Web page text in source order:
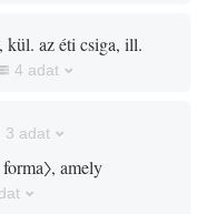
kül. az éti csiga, ill.
4 adat
3 adat
, amely